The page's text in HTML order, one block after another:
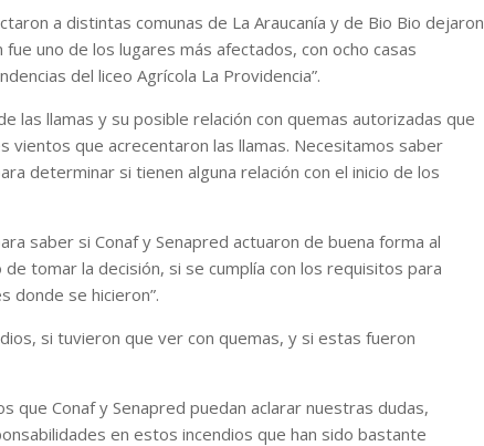
a distintas comunas de La Araucanía y de Bio Bio dejaron
uno de los lugares más afectados, con ocho casas
del liceo Agrícola La Providencia”.
las llamas y su posible relación con quemas autorizadas que
vientos que acrecentaron las llamas. Necesitamos saber
determinar si tienen alguna relación con el inicio de los
saber si Conaf y Senapred actuaron de buena forma al
tomar la decisión, si se cumplía con los requisitos para
donde se hicieron”.
si tuvieron que ver con quemas, y si estas fueron
que Conaf y Senapred puedan aclarar nuestras dudas,
en estos incendios que han sido bastante